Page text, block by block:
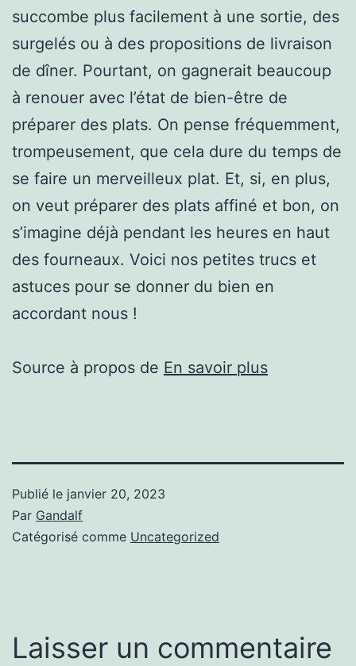
succombe plus facilement à une sortie, des
surgelés ou à des propositions de livraison
de dîner. Pourtant, on gagnerait beaucoup
à renouer avec l’état de bien-être de
préparer des plats. On pense fréquemment,
trompeusement, que cela dure du temps de
se faire un merveilleux plat. Et, si, en plus,
on veut préparer des plats affiné et bon, on
s’imagine déjà pendant les heures en haut
des fourneaux. Voici nos petites trucs et
astuces pour se donner du bien en
accordant nous !
Source à propos de En savoir plus
Publié le janvier 20, 2023
Par Gandalf
Catégorisé comme Uncategorized
Laisser un commentaire